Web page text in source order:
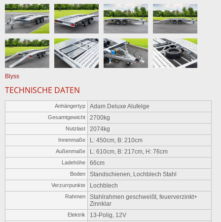
Blyss
TECHNISCHE DATEN
Anhängertyp Adam Deluxe Alufelge
Gesamtgewicht 2700kg
Nutzlast 2074kg
Innenmaße L: 450cm, B: 210cm
Außenmaße L: 610cm, B: 217cm, H: 76cm
Ladehöhe 66cm
Boden Standschienen, Lochblech Stahl
Verzurrpunkte Lochblech
Rahmen
Stahlrahmen geschweißt, feuerverzinkt+
Zinnklar
Elektrik 13-Polig, 12V